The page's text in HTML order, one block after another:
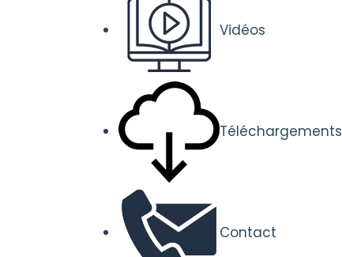
Vidéos
Téléchargements
Contact